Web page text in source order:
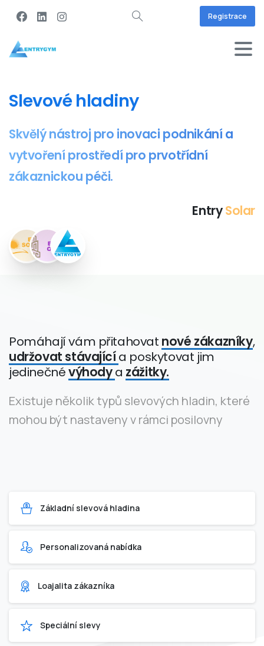
Registrace
Slevové hladiny
Skvělýnástroj pro inovaci podnikání a
vytvoření prostředí pro prvotřídní
zákaznickou péči.
EntryOffice
Pomáhají vám přitahovat nové zákazníky,
udržovat stávajícía poskytovat jim
jedinečnévýhodya zážitky.
Existuje několik typů slevových hladin, které
mohou být nastaveny v rámci posilovny
Základní slevová hladina
Personalizovaná nabídka
Loajalita zákazníka
Speciální slevy